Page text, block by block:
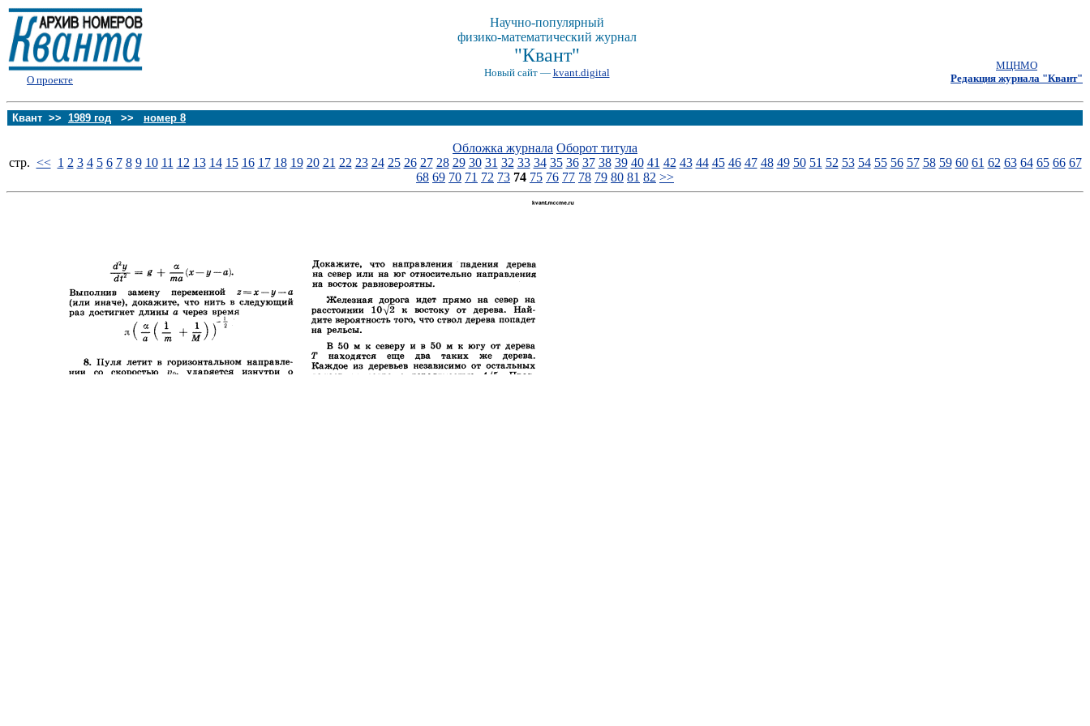
О проекте
Научно-популярный
физико-математический журнал
"Квант"
Новый сайт — kvant.digital
МЦНМО
Редакция журнала "Квант"
Квант >> 1989 год >> номер 8
Обложка журнала Оборот титула
стp. << 1 2 3 4 5 6 7 8 9 10 11 12 13 14 15 16 17 18 19 20 21 22 23 24 25 26 27 28 29 30 31 32 33 34 35 36 37 38 39 40 41 42 43 44 45 46 47 48 49 50 51 52 53 54 55 56 57 58 59 60 61 62 63 64 65 66 67
68 69 70 71 72 73 74 75 76 77 78 79 80 81 82 >>